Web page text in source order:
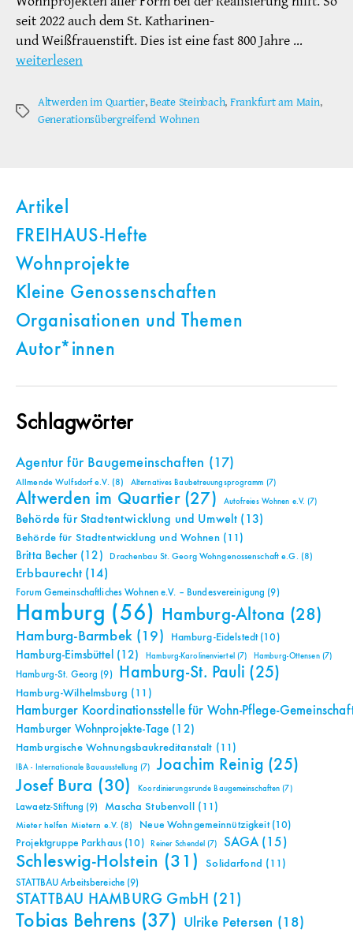
seit 2022 auch dem St. Katharinen-
und Weißfrauenstift. Dies ist eine fast 800 Jahre …
weiterlesen
Schlagwörter
Altwerden im Quartier,Beate Steinbach, Frankfurt am Main,
Generationsübergreifend Wohnen
Artikel
FREIHAUS-Hefte
Wohnprojekte
Kleine Genossenschaften
Organisationen und Themen
Autor*innen
Schlagwörter
Agentur für Baugemeinschaften (17)
Allmende Wulfsdorf e.V. (8) Alternatives Baubetreuungsprogramm (7)
Altwerden im Quartier(27) Autofreies Wohnen e.V. (7)
Behörde für Stadtentwicklung und Umwelt (13)
Behörde für Stadtentwicklung und Wohnen(11)
Britta Becher(12) Drachenbau St. Georg Wohngenossenschaft e.G. (8)
Erbbaurecht(14)
Forum Gemeinschaftliches Wohnen e.V. – Bundesvereinigung (9)
Hamburg (56) Hamburg-Altona (28)
Hamburg-Barmbek(19) Hamburg-Eidelstedt(10)
Hamburg-Eimsbüttel (12) Hamburg-Karolinenviertel (7) Hamburg-Ottensen(7)
Hamburg-St. Georg (9) Hamburg-St. Pauli (25)
Hamburg-Wilhelmsburg (11)
Hamburger Koordinationsstelle für Wohn-Pflege-
Hamburger Wohnprojekte-Tage (12)
Hamburgische Wohnungsbaukreditanstalt (11)
IBA - Internationale Bauausstellung (7) Joachim Reinig (25)
Josef Bura (30) Koordinierungsrunde Baugemeinschaften (7)
Lawaetz-Stiftung (9) Mascha Stubenvoll (11)
Mieter helfen Mietern e.V. (8) Neue Wohngemeinnützigkeit(10)
Projektgruppe Parkhaus (10) Reiner Schendel (7) SAGA(15)
Schleswig-Holstein (31) Solidarfond (11)
STATTBAU Arbeitsbereiche (9)
STATTBAU HAMBURG GmbH (21)
Tobias Behrens (37) Ulrike Petersen (18)